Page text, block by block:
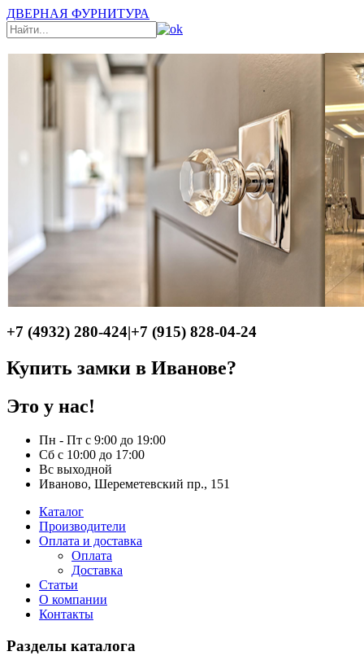
ДВЕРНАЯ ФУРНИТУРА
+7 (4932) 280-424|+7 (915) 828-04-24
Купить замки в Иванове?
Это у нас!
Пн - Пт с 9:00 до 19:00
Сб с 10:00 до 17:00
Вс выходной
Иваново, Шереметевский пр., 151
Каталог
Производители
Оплата и доставка
Оплата
Доставка
Статьи
О компании
Контакты
Разделы каталога